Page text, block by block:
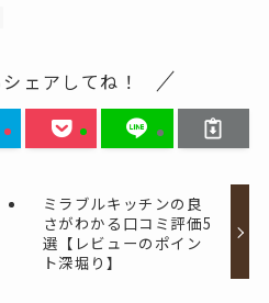
ェアしてね！
ミラブルキッチンの良
さがわかる口コミ評価5
選【レビューのポイン
ト深堀り】